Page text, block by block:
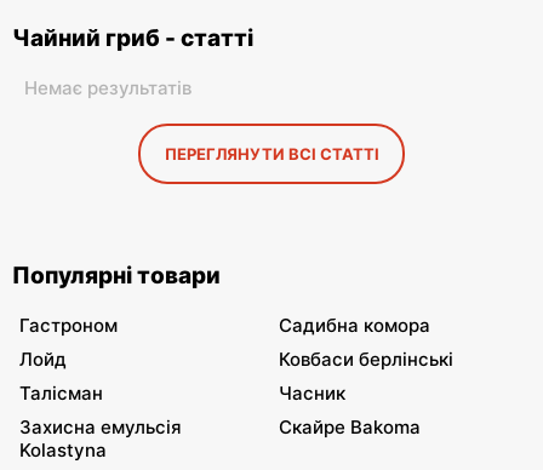
Чайний гриб - статті
Немає результатів
ПЕРЕГЛЯНУТИ ВСІ СТАТТІ
Популярні товари
Гастроном
Садибна комора
Лойд
Ковбаси берлінські
Талісман
Часник
Захисна емульсія
Kolastyna
Скайре Bakoma